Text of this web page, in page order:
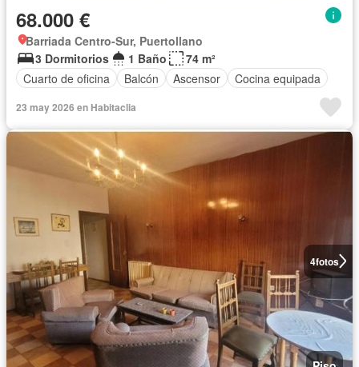
68.000 €
Barriada Centro-Sur, Puertollano
3 Dormitorios
1 Baño
74 m²
Cuarto de oficina
Balcón Ascensor Cocina equipada
23 may 2026 en Habitaclia
4fotos